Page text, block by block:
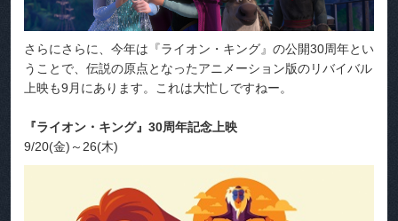
さらにさらに、今年は『ライオン・キング』の公開30周年とい
うことで、伝説の原点となったアニメーション版のリバイバル
上映も9月にあります。これは大忙しですねー。
『ライオン・キング』30周年記念上映
9/20(金)～26(木)